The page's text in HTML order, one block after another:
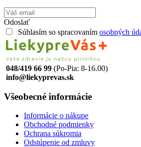
Odoslať
Súhlasím so spracovaním osobných
048/419 66 99 (Po-Pia: 8-16.00)
info@liekyprevas.sk
Všeobecné informácie
Informácie o nákupe
Obchodné podmienky
Ochrana súkromia
Odstúpenie od zmluvy